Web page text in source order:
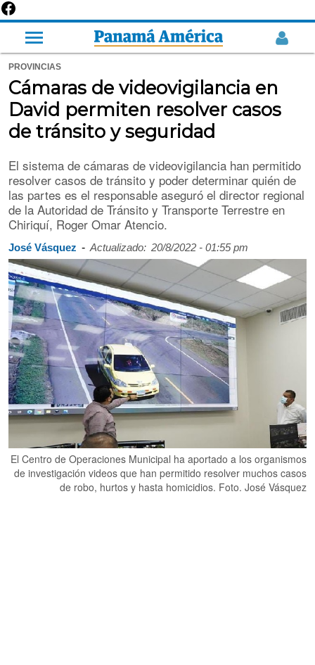
PROVINCIAS
Cámaras de videovigilancia en
David permiten resolver casos
de tránsito y seguridad
El sistema de cámaras de videovigilancia han permitido
resolver casos de tránsito y poder determinar quién de
las partes es el responsable aseguró el director regional
de la Autoridad de Tránsito y Transporte Terrestre en
Chiriquí, Roger Omar Atencio.
José Vásquez - Actualizado: 20/8/2022 - 01:55 pm
El Centro de Operaciones Municipal ha aportado a los organismos
de investigación videos que han permitido resolver muchos casos
de robo, hurtos y hasta homicidios. Foto. José Vásquez